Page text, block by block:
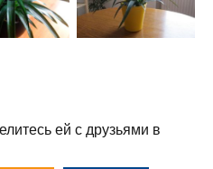
ей с друзьями в